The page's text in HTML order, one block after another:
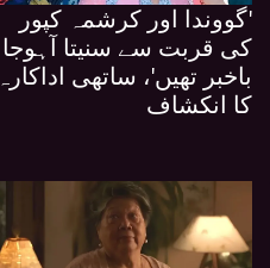
'گووندا اور کرشمہ کپور
کی قربت سے سنیتا آہوجا
باخبر تھیں'، ساتھی اداکارہ
کا انکشاف